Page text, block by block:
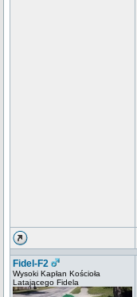
Fidel-F2
Wysoki Kapłan Kościoła
Latającego Fidela